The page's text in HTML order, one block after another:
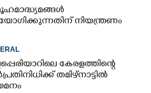
നിയന്ത്രണം
കേരളത്തിന്റെ
തമിഴ്നാട്ടിൽ